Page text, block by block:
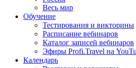
Весь мир
Обучение
Тестирования и викторины
Расписание вебинаров
Каталог записей вебинаров
Эфиры Profi.Travel на
Календарь